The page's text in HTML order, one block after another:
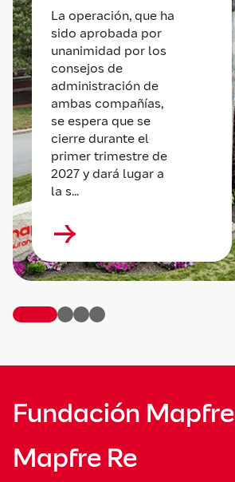
La operación, que ha
sido aprobada por
unanimidad por los
consejos de
administración de
ambas compañías,
se espera que se
cierre durante el
primer trimestre de
2027 y dará lugar a
la s...
Fundación Mapfre
Mapfre Re